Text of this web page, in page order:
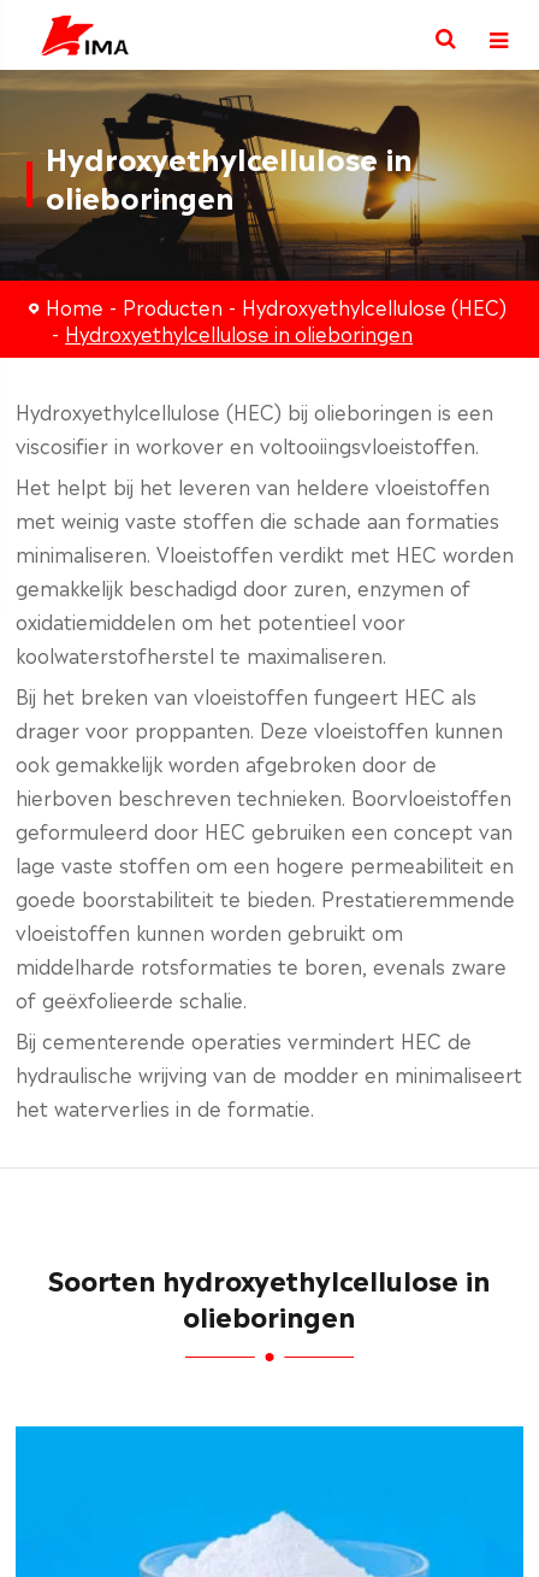
Hydroxyethylcellulose in
olieboringen
Home Producten
Hydroxyethylcellulose (HEC)
Hydroxyethylcellulose in olieboringen
Hydroxyethylcellulose (HEC) bij olieboringen is een
viscosifier in workover en voltooiingsvloeistoffen.
Het helpt bij het leveren van heldere vloeistoffen
met weinig vaste stoffen die schade aan formaties
minimaliseren. Vloeistoffen verdikt met HEC worden
gemakkelijk beschadigd door zuren, enzymen of
oxidatiemiddelen om het potentieel voor
koolwaterstofherstel te maximaliseren.
Bij het breken van vloeistoffen fungeert HEC als
drager voor proppanten. Deze vloeistoffen kunnen
ook gemakkelijk worden afgebroken door de
hierboven beschreven technieken. Boorvloeistoffen
geformuleerd door HEC gebruiken een concept van
lage vaste stoffen om een hogere permeabiliteit en
goede boorstabiliteit te bieden. Prestatieremmende
vloeistoffen kunnen worden gebruikt om
middelharde rotsformaties te boren, evenals zware
of geëxfolieerde schalie.
Bij cementerende operaties vermindert HEC de
hydraulische wrijving van de modder en minimaliseert
het waterverlies in de formatie.
Soorten hydroxyethylcellulose in
olieboringen